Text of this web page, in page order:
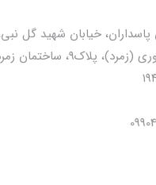
پاسداران، خیابان شهید گل
ساختمان زمرد، طبقه دوم